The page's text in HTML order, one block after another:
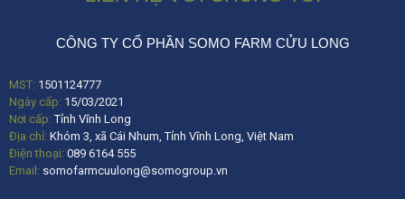
CÔNG TY CỔ PHẦN SOMO FARM CỬU LONG
MST: 1501124777
Ngày cấp: 15/03/2021
Nơi cấp:Tỉnh Vĩnh Long
Địa chỉ: Khóm 3, xã Cái Nhum, Tỉnh Vĩnh Long, Việt Nam
Điện thoại: 089 6164 555
Email: somofarmcuulong@somogroup.vn